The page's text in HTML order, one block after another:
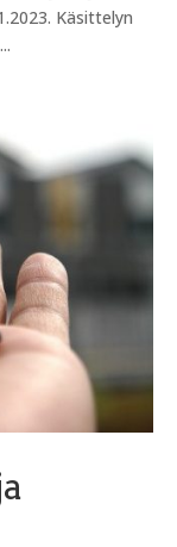
Käsittelyn